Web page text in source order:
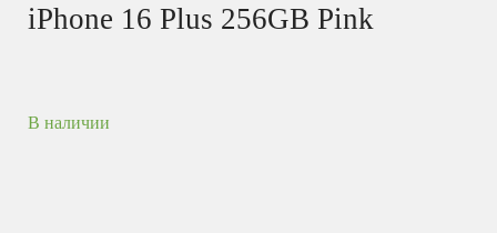
iPhone 16 Plus 256GB Pink
В наличии